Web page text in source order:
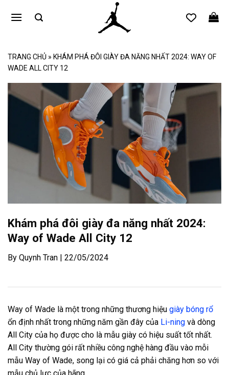
qua
TRANG CHỦ » KHÁM PHÁ ĐÔI GIÀY ĐA NĂNG NHẤT 2024: WAY OF
WADE ALL CITY 12
Khám phá đôi giày đa năng nhất 2024:
Way of Wade All City 12
By Quynh Tran | 22/05/2024
Way of Wade là một trong những thương hiệu giày bóng rổ
ổn định nhất trong những năm gần đây của Li-ning và dòng
All City của họ được cho là mẫu giày có hiệu suất tốt nhất.
All City thường gói rất nhiều công nghệ hàng đầu vào mỗi
mẫu Way of Wade, song lại có giá cả phải chăng hơn so với